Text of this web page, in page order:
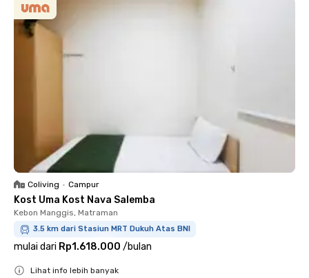
Coliving • Campur
Kost Uma Kost Nava Salemba
Kebon Manggis, Matraman
3.5 km dari Stasiun MRT Dukuh Atas BNI
mulai dari Rp1.618.000 /bulan
Lihat info lebih banyak